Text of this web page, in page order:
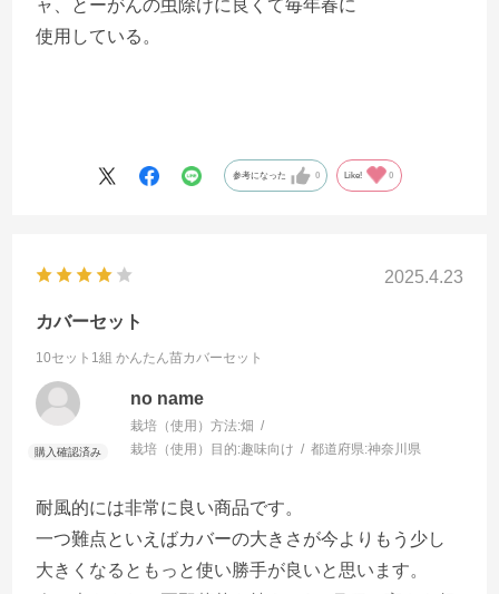
ャ、とーがんの虫除けに良くて毎年春に
使用している。
参考になった 0 Like! 0
2025.4.23
カバーセット
10セット1組 かんたん苗カバーセット
no name
栽培（使用）方法:畑
栽培（使用）目的:趣味向け 都道府県:神奈川県
耐風的には非常に良い商品です。
一つ難点といえばカバーの大きさが今よりもう少し
大きくなるともっと使い勝手が良いと思います。